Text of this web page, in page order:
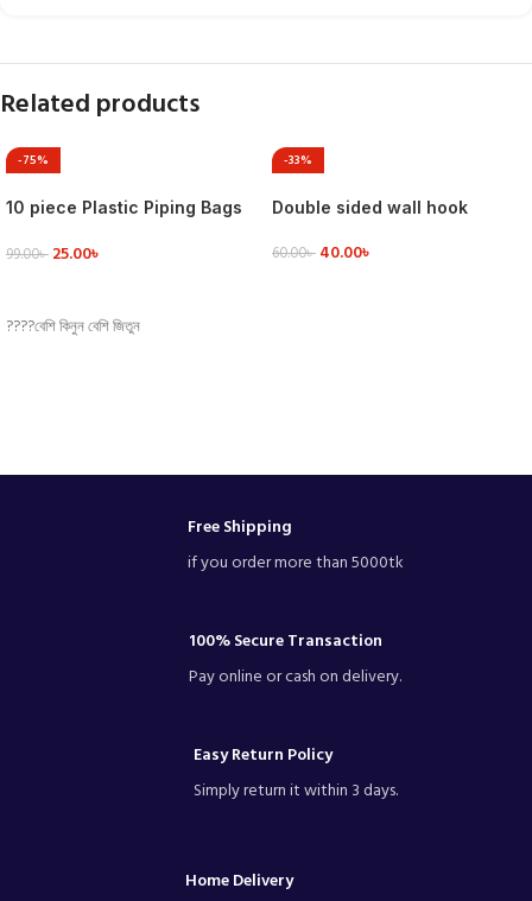
Related products
-75%
10 piece Plastic Piping Bags
99.00৳ 25.00৳
????বেশি কিনুন বেশি জিতুন
-33%
Double sided wall hook
60.00৳ 40.00৳
Free Shipping
if you order more than 5000tk
100% Secure Transaction
Pay online or cash on delivery.
Easy Return Policy
Simply return it within 3 days.
Home Delivery